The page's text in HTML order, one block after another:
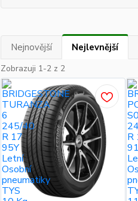
Nejnovější Nejlevnější
Zobrazuji 1-2 z 2